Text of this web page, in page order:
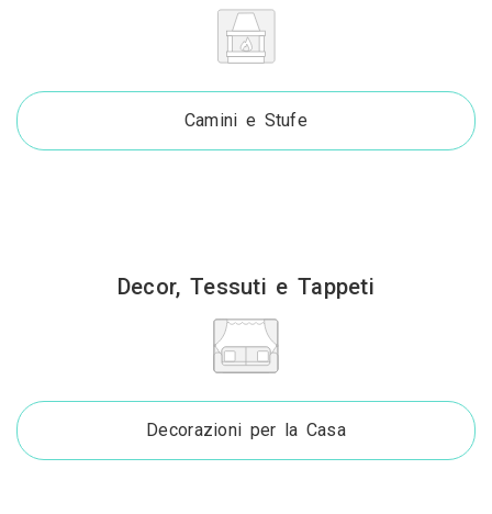
Camini e Stufe
Decor, Tessuti e Tappeti
Decorazioni per la Casa